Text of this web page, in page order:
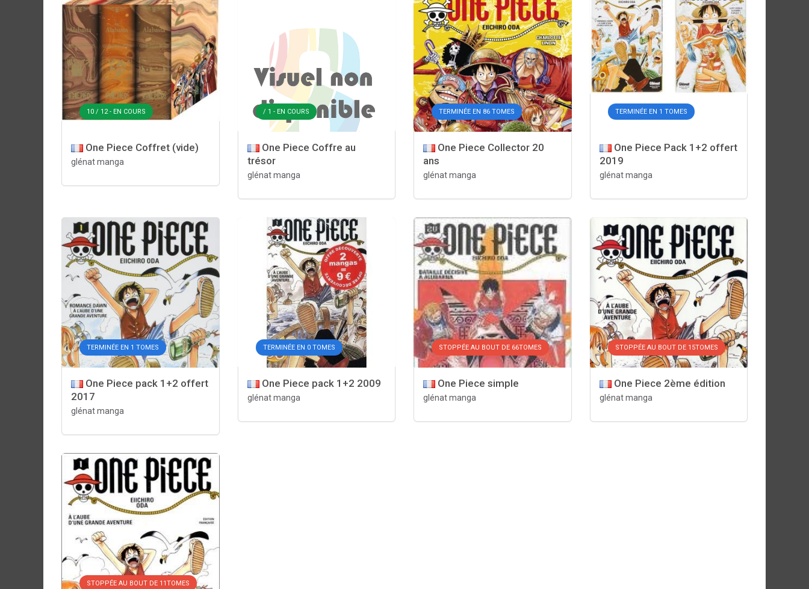
10 / 12 - EN COURS
One Piece Coffret (vide)
glénat manga
/ 1 - EN COURS
One Piece Coffre au
trésor
glénat manga
TERMINÉE EN 86 TOMES
One Piece Collector 20
ans
glénat manga
TERMINÉE EN 1 TOMES
One Piece Pack 1+2 offert
2019
glénat manga
TERMINÉE EN 1 TOMES
One Piece pack 1+2 offert
2017
glénat manga
TERMINÉE EN 0 TOMES
One Piece pack 1+2 2009
glénat manga
STOPPÉE AU BOUT DE 66TOMES
One Piece simple
glénat manga
STOPPÉE AU BOUT DE 15TOMES
One Piece 2ème édition
glénat manga
STOPPÉE AU BOUT DE 11TOMES